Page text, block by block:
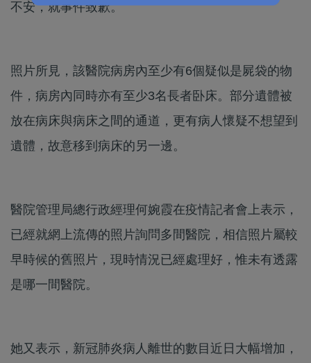
不安，就事件致歉。
照片所見，該醫院病房內至少有6個疑似是屍袋的物
件，病房內同時亦有至少3名長者卧床。部分遺體被
放在病床與病床之間的通道，更有病人懷疑不想望到
遺體，故意移到病床的另一邊。
醫院管理局總行政經理何婉霞在疫情記者會上表示，
已經就網上流傳的照片詢問多間醫院，相信照片屬較
早時候的舊照片，現時情況已經處理好，惟未有透露
是哪一間醫院。
她又表示，新冠肺炎病人離世的數目近日大幅增加，